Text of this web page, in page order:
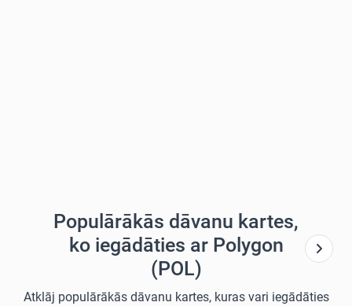
Populārākās dāvanu kartes,
ko iegādāties ar Polygon
(POL)
Atklāj populārākās dāvanu kartes, kuras vari iegādāties